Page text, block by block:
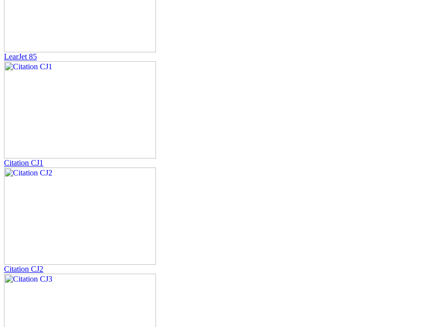
LearJet 85
Citation CJ1
Citation CJ2